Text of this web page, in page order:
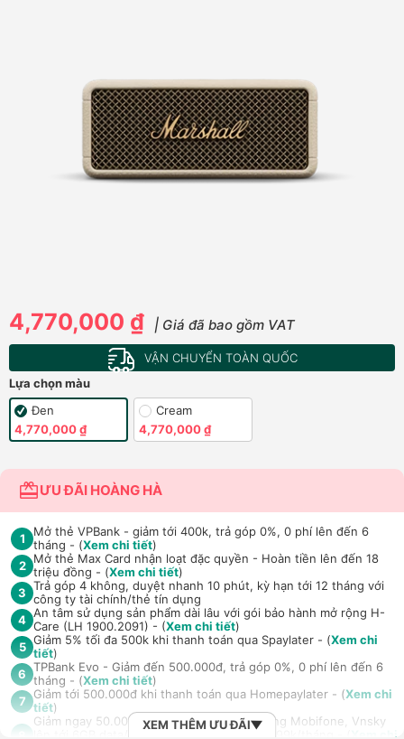
4,770,000 ₫ | Giá đã bao gồm VAT
VẬN CHUYỂN TOÀN QUỐC
Lựa chọn màu
Đen
4,770,000 ₫
Cream
4,770,000 ₫
ƯU ĐÃI HOÀNG HÀ
1
Mở thẻ VPBank - giảm tới 400k, trả góp 0%, 0 phí lên đến 6
tháng - (Xem chi tiết)
2 Mở thẻ Max Card nhận loạt đặc quyền - Hoàn tiền lên đến 18
triệu đồng - (Xem chi tiết)
3 Trả góp 4 không, duyệt nhanh 10 phút, kỳ hạn tới 12 tháng với
công ty tài chính/thẻ tín dụng
4 An tâm sử dụng sản phẩm dài lâu với gói bảo hành mở rộng H-
Care (LH 1900.2091) - (Xem chi tiết)
5 Giảm 5% tối đa 500k khi thanh toán qua Spaylater - (Xem chi
tiết)
6 TPBank Evo - Giảm đến 500.000đ, trả góp 0%, 0 phí lên đến 6
tháng - (Xem chi tiết)
7
Giảm tới 500.000đ khi thanh toán qua Homepaylater - (Xem chi
tiết)
Giảm ngay 50.000đ khi mua gói cước di động Mobifone, Vnsky
lên tới 6GB data/ngày - Trải nghiệm 5G chỉ 99k/tháng - (
Xem chi
XEM THÊM ƯU ĐÃI